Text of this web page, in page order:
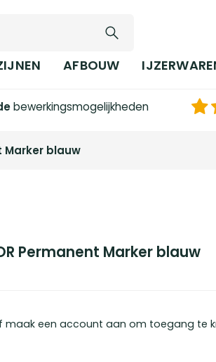
AFBOUW
bewerkingsmogelijkheden
Marker blauw
Permanent Marker blauw
maak een account aan om toegang te